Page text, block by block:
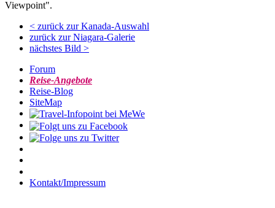
Viewpoint".
< zurück zur Kanada-Auswahl
zurück zur Niagara-Galerie
nächstes Bild >
Forum
Reise-Angebote
Reise-Blog
SiteMap
Kontakt/Impressum